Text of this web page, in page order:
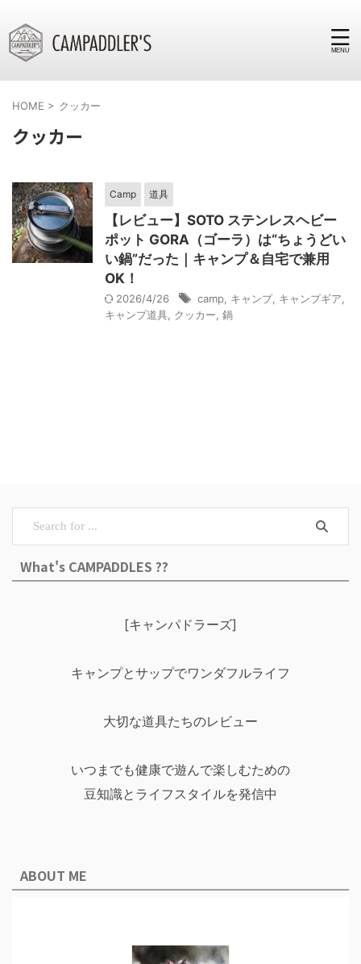
HOME > クッカー
クッカー
Camp 道具
【レビュー】SOTO ステンレスヘビー
ポット GORA（ゴーラ）は“ちょうどい
い鍋”だった｜キャンプ＆自宅で兼用
OK！
2026/4/26 camp キャンプ, キャンプギア
キャンプ道具 クッカー 鍋
What's CAMPADDLES ??
[キャンパドラーズ]
キャンプとサップでワンダフルライフ
大切な道具たちのレビュー
いつまでも健康で遊んで楽しむための
豆知識とライフスタイルを発信中
ABOUT ME